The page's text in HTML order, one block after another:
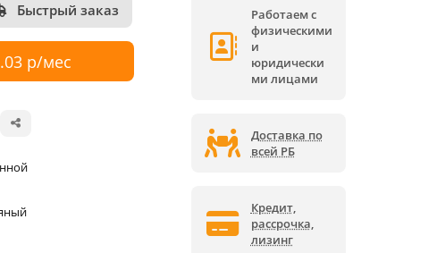
Быстрый заказ
р/мес
Работаем с
физическими
и
юридически
ми лицами
Доставка по
всей РБ
Кредит,
рассрочка,
лизинг